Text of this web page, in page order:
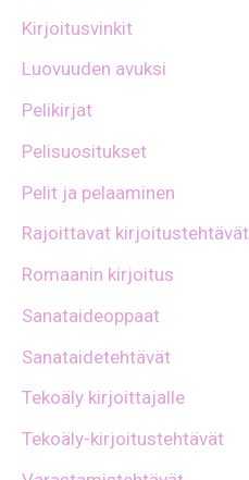
Kirjoitusvinkit
Luovuuden avuksi
Pelikirjat
Pelisuositukset
Pelit ja pelaaminen
Rajoittavat kirjoitustehtävät
Romaanin kirjoitus
Sanataideoppaat
Sanataidetehtävät
Tekoäly kirjoittajalle
Tekoäly-kirjoitustehtävät